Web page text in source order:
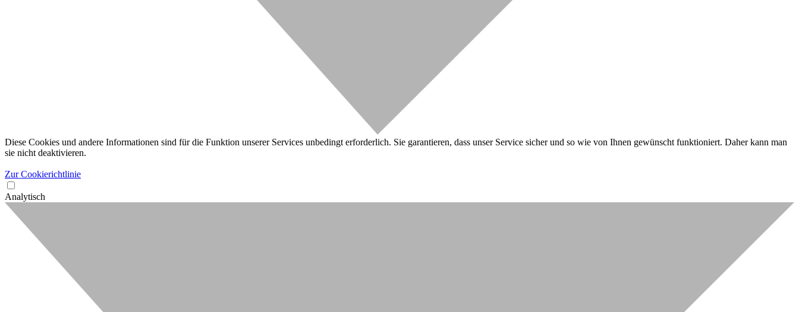
Diese Cookies und andere Informationen sind für die Funktion unserer Services unbedingt erforderlich. Sie garantieren, dass unser Service sicher und so wie von Ihnen gewünscht funktioniert. Daher kann man
sie nicht deaktivieren.
Zur Cookierichtlinie
Analytisch